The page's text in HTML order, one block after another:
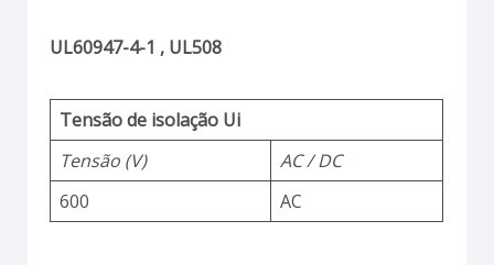
UL60947-4-1 , UL508
Tensão de isolação Ui
Tensão (V)
AC / DC
600
AC